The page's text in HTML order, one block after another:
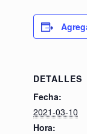
DETALLES
Fecha:
2021-03-10
Hora: